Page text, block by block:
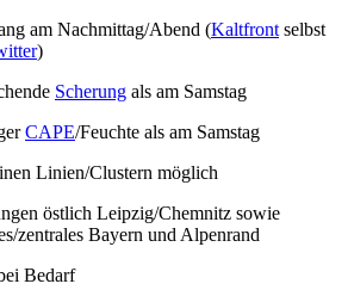
am Nachmittag/Abend (Kaltfront selbst
)
Scherung als am Samstag
CAPE/Feuchte als am Samstag
Linien/Clustern möglich
östlich Leipzig/Chemnitz sowie
zentrales Bayern und Alpenrand
Bedarf